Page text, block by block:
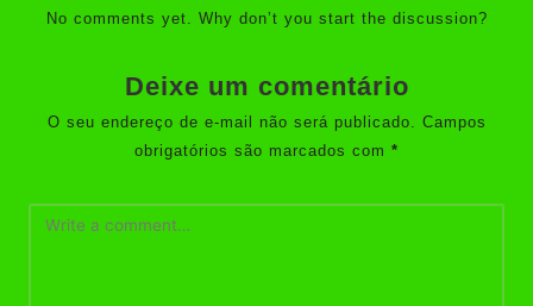
No comments yet. Why don’t you start the discussion?
Deixe um comentário
O seu endereço de e-mail não será publicado.
Campos
obrigatórios são marcados com *